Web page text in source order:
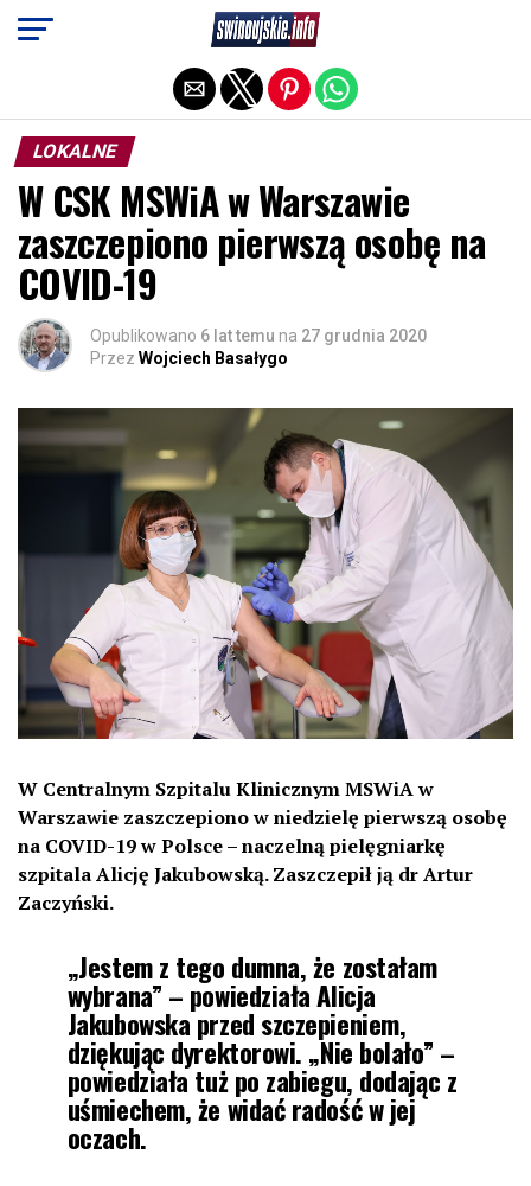
LOKALNE
W CSK MSWiA w Warszawie
zaszczepiono pierwszą osobę na
COVID-19
Opublikowano 6 lat temu na 27 grudnia 2020
Przez Wojciech Basałygo
W Centralnym Szpitalu Klinicznym MSWiA w
Warszawie zaszczepiono w niedzielę pierwszą osobę
na COVID-19 w Polsce – naczelną pielęgniarkę
szpitala Alicję Jakubowską. Zaszczepił ją dr Artur
Zaczyński.
„Jestem z tego dumna, że zostałam
wybrana” – powiedziała Alicja
Jakubowska przed szczepieniem,
dziękując dyrektorowi. „Nie bolało” –
powiedziała tuż po zabiegu, dodając z
uśmiechem, że widać radość w jej
oczach.
Exit mobile version